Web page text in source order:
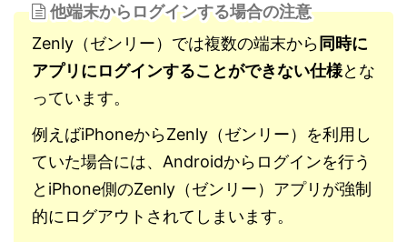
他端末からログインする場合の注意
Zenly（ゼンリー）では複数の端末から 同時に
アプリにログインすることができない仕様とな
っています。
例えばiPhoneからZenly（ゼンリー）を利用し
ていた場合には、Androidからログインを行う
とiPhone側のZenly（ゼンリー）アプリが強制
的にログアウトされてしまいます。